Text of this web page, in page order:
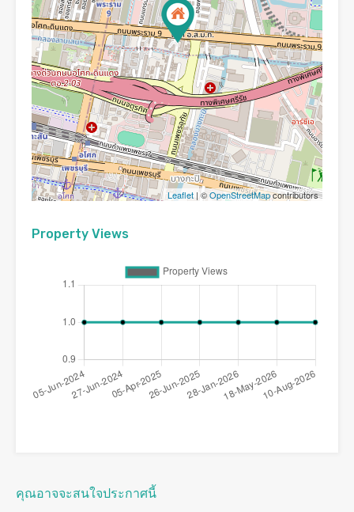
Leaflet | ©OpenStreetMapcontributors
Property Views
คุณอาจจะสนใจประกาศนี้